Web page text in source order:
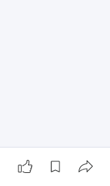
迪歷（Mykhailo